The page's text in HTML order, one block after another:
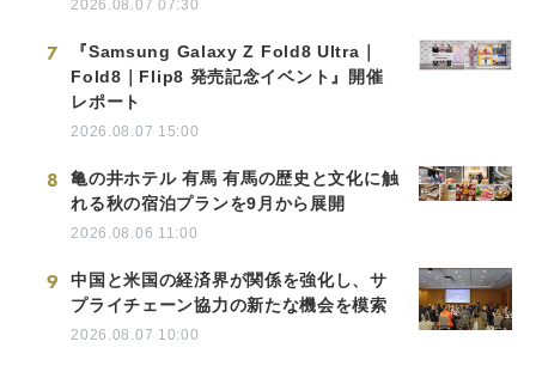
2026.08.07 07:30
7
『Samsung Galaxy Z Fold8 Ultra｜
Fold8｜Flip8 発売記念イベント』開催
レポート
2026.08.07 15:00
8
亀の井ホテル 有馬 有馬の歴史と文化に触
れる秋の宿泊プランを9月から展開
2026.08.06 11:00
9
中国と米国の経済界が関係を強化し、サ
プライチェーン協力の新たな機会を模索
2026.08.07 10:00